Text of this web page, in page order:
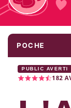
POCHE
PUBLIC AVERTI
182